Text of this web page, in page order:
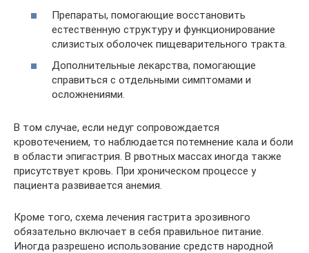
Препараты, помогающие восстановить
естественную структуру и функционирование
слизистых оболочек пищеварительного тракта.
Дополнительные лекарства, помогающие
справиться с отдельными симптомами и
осложнениями.
В том случае, если недуг сопровождается
кровотечением, то наблюдается потемнение кала и боли
в области эпигастрия. В рвотных массах иногда также
присутствует кровь. При хроническом процессе у
пациента развивается анемия.
Кроме того, схема лечения гастрита эрозивного
обязательно включает в себя правильное питание.
Иногда разрешено использование средств народной